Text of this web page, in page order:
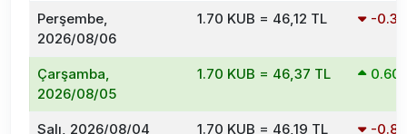
Perşembe,
2026/08/06
1.70 KUB = 46,12 TL -
Çarşamba,
2026/08/05
1.70 KUB = 46,37 TL
Salı, 2026/08/04 1.70 KUB = 46,19 TL -